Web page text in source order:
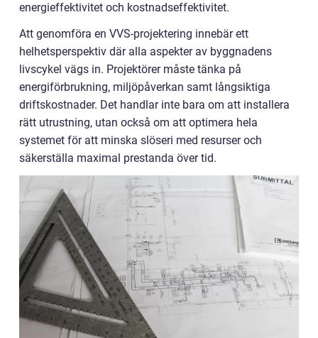
energieffektivitet och kostnadseffektivitet.
Att genomföra en VVS-projektering innebär ett
helhetsperspektiv där alla aspekter av byggnadens
livscykel vägs in. Projektörer måste tänka på
energiförbrukning, miljöpåverkan samt långsiktiga
driftskostnader. Det handlar inte bara om att installera
rätt utrustning, utan också om att optimera hela
systemet för att minska slöseri med resurser och
säkerställa maximal prestanda över tid.